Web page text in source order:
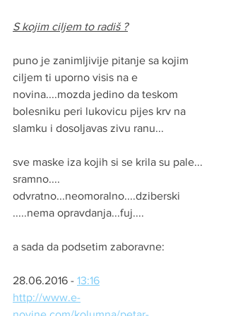
S kojim ciljem to radiš ?
puno je zanimljivije pitanje sa kojim
ciljem ti uporno visis na e
novina....mozda jedino da teskom
bolesniku peri lukovicu pijes krv na
slamku i dosoljavas zivu ranu...
sve maske iza kojih si se krila su pale...
sramno....
odvratno...neomoralno....dziberski
.....nema opravdanja...fuj....
a sada da podsetim zaboravne:
28.06.2016 - 13:16
http://www.e-